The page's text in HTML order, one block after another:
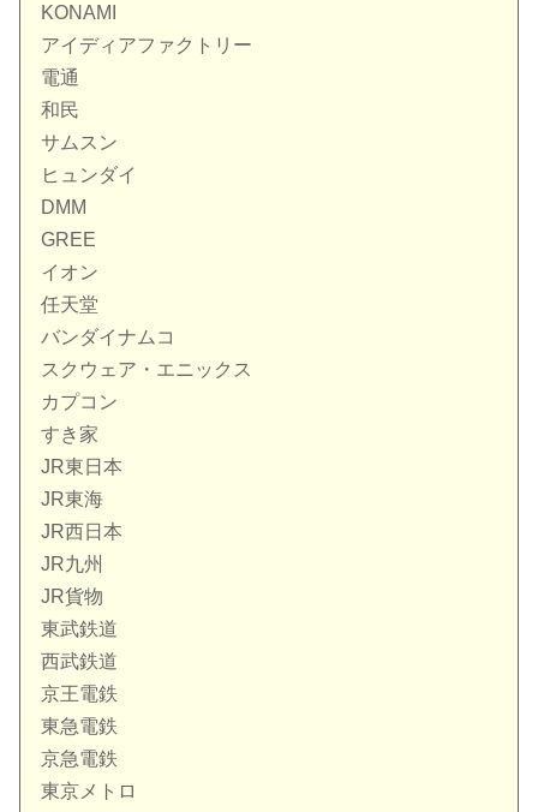
KONAMI
アイディアファクトリー
電通
和民
サムスン
ヒュンダイ
DMM
GREE
イオン
任天堂
バンダイナムコ
スクウェア・エニックス
カプコン
すき家
JR東日本
JR東海
JR西日本
JR九州
JR貨物
東武鉄道
西武鉄道
京王電鉄
東急電鉄
京急電鉄
東京メトロ